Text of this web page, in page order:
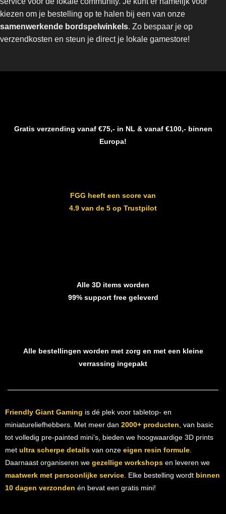
kiezen om je bestelling op te halen bij een van onze
samenwerkende bordspelwinkels. Zo bespaar je op
verzendkosten en steun je direct je lokale gamestore!
Gratis verzending vanaf €75,- in NL & vanaf €100,- binnen
Europa!
FGG heeft een score van
4.9 van de 5 op Trustpilot
Alle 3D items worden
99% support free geleverd
Alle bestellingen worden met zorg en met een kleine
verrassing ingepakt
Friendly Giant Gaming is dé plek voor tabletop- en
miniatureliefhebbers. Met meer dan 2000+ producten , van basic
tot volledig pre-painted mini’s, bieden we hoogwaardige 3D prints
met ultra scherpe detailsvan onze eigen resin formule.
Daarnaast organiseren we gezellige workshopsen leveren we
maatwerk met persoonlijke service. Elke bestelling wordt binnen
10 dagen verzonden én bevat een gratis mini!